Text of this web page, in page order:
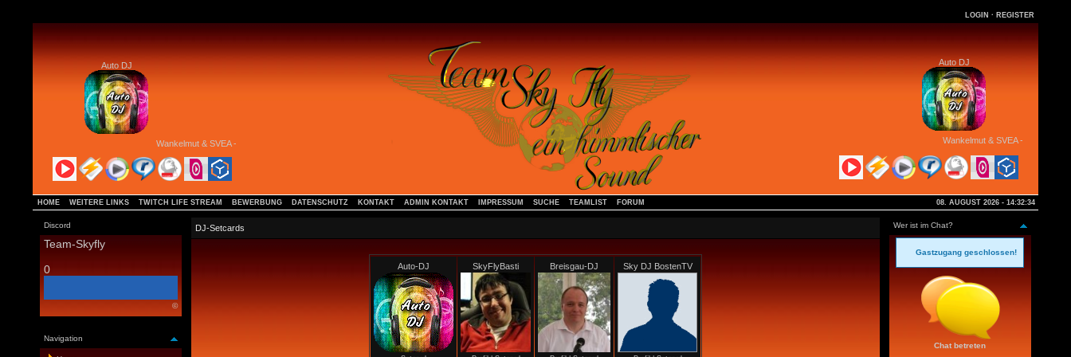
LOGIN · REGISTER
Auto DJ
Wankelmut & SVEA - Give & Take
Auto DJ
Wankelmut & SVEA - Give & Take
HOME WEITERE LINKS TWITCH LIFE STREAM BEWERBUNG DATENSCHUTZ KONTAKT ADMIN KONTAKT IMPRESSUM SUCHE TEAMLIST FORUM 08. AUGUST 2026 - 14:32:34
Discord
Team-Skyfly
0
©
Navigation
Wer ist im Chat?
Gastzugang geschlossen!
Chat betreten
DJ-Setcards
Auto-DJ SkyFlyBasti Breisgau-DJ Sky DJ BostenTV